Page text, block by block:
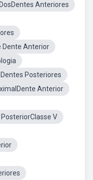
Anteriores
Dente Anterior
Posteriores
Anterior
PosteriorClasse V